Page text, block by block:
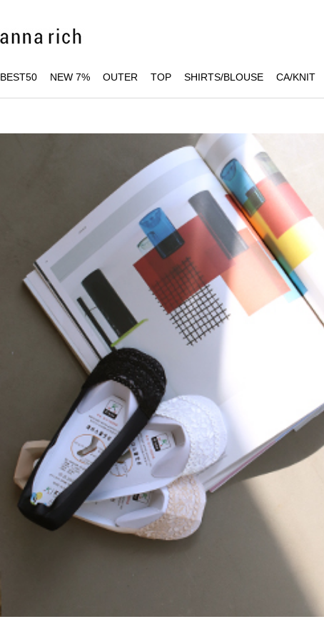
BEST50 NEW 7% OUTER TOP SHIRTS/BLOUSE CA/KNIT